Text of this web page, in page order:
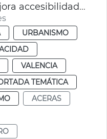
JGL Adjudicación mejora accesibilidad aceras
URBANISMO
VALENCIA
TEMÁTICA
ACERAS